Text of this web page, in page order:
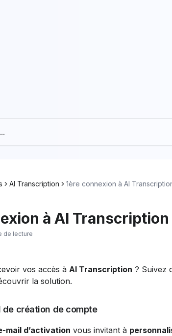
AI Transcription 1ère connexion à AI
à AI Transcription
de lecture
vos accès à AI Transcription ? Suivez
la solution.
de création de compte
mail d’activation vous invitant à